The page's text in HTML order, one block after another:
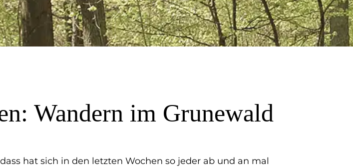
Wandern im Grunewald
hat sich in den letzten Wochen so jeder ab und an mal